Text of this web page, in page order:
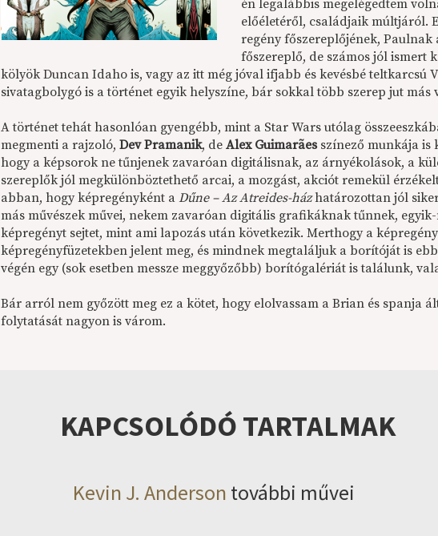
én legalábbis megelégedtem
előéletéről, családjaik múltjáról.
regény főszereplőjének,
főszereplő, de számos jól ismert
kölyök Duncan Idaho is, vagy az itt még jóval ifjabb és kevésbé
sivatagbolygó is a történet egyik helyszíne, bár sokkal több szerep jut
A történet tehát hasonlóan gyengébb, mint a Star Wars utólag
megmenti a rajzoló,Dev Pramanik, deAlex Guimarãesszínező munkája is
hogy a képsorok ne tűnjenek zavaróan digitálisnak, az árnyékolások, a
szereplők jól megkülönböztethető arcai, a mozgást, akciót remekül
abban, hogy képregényként aDűne – Az Atreides-házhatározottan jól
más művészek művei, nekem zavaróan digitális grafikáknak tűnnek,
képregényt sejtet, mint ami lapozás után következik. Merthogy a
képregényfüzetekben jelent meg, és mindnek megtaláljuk a borítóját is
végén egy (sok esetben messze meggyőzőbb) borítógalériát is találunk,
Bár arról nem győzött meg ez a kötet, hogy elolvassam a Brian és spanja
folytatását nagyon is várom.
KAPCSOLÓDÓ TARTALMAK
Kevin J. Anderson további művei